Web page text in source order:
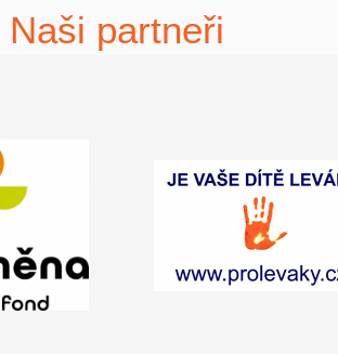
Naši partneři